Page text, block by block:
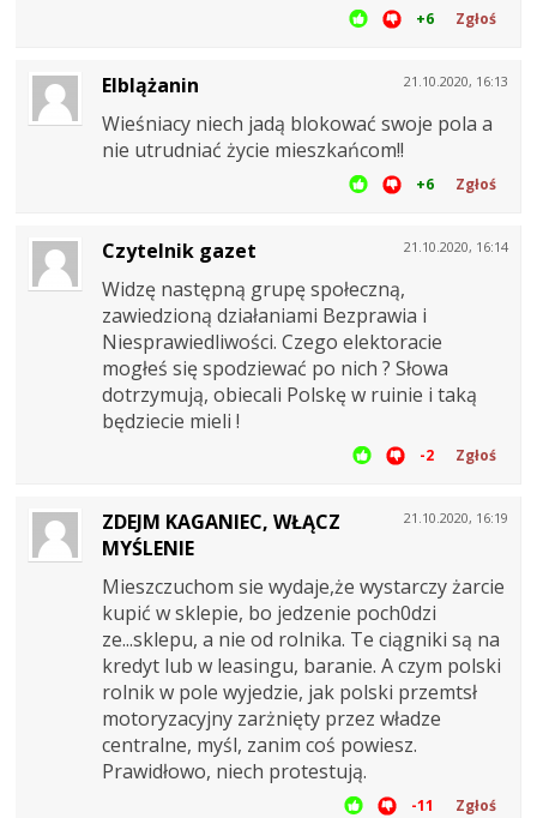
+6 Zgłoś
21.10.2020, 16:13
Elblążanin
Wieśniacy niech jadą blokować swoje pola a
nie utrudniać życie mieszkańcom!!
+6 Zgłoś
21.10.2020, 16:14
Czytelnik gazet
Widzę następną grupę społeczną,
zawiedzioną działaniami Bezprawia i
Niesprawiedliwości. Czego elektoracie
mogłeś się spodziewać po nich ? Słowa
dotrzymują, obiecali Polskę w ruinie i taką
będziecie mieli !
-2 Zgłoś
21.10.2020, 16:19
ZDEJM KAGANIEC, WŁĄCZ
MYŚLENIE
Mieszczuchom sie wydaje,że wystarczy żarcie
kupić w sklepie, bo jedzenie poch0dzi
ze...sklepu, a nie od rolnika. Te ciągniki są na
kredyt lub w leasingu, baranie. A czym polski
rolnik w pole wyjedzie, jak polski przemtsł
motoryzacyjny zarżnięty przez władze
centralne, myśl, zanim coś powiesz.
Prawidłowo, niech protestują.
-11 Zgłoś